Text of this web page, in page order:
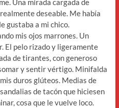
Una mirada cargada de
deseable. Me había
gustaba a mi chico.
mis ojos marrones. Un
El pelo rizado y ligeramente
de tirantes, con generoso
y sentir vértigo. Minifalda
duros glúteos. Medias de
de tacón que hiciesen
cosa que le vuelve loco.